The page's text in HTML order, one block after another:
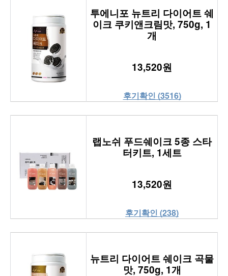
투에니포 뉴트리 다이어트 쉐
이크 쿠키앤크림맛, 750g, 1
개
13,520원
후기확인 (3516)
랩노쉬 푸드쉐이크 5종 스타
터키트, 1세트
13,520원
후기확인 (238)
뉴트리 다이어트 쉐이크 곡물
맛, 750g, 1개